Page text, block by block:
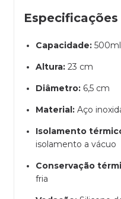
Especificações
Capacidade: 500ml
Altura: 23 cm
Diâmetro: 6,5 cm
Material: Aço
Isolamento
isolamento a vácuo
Conservação
fria